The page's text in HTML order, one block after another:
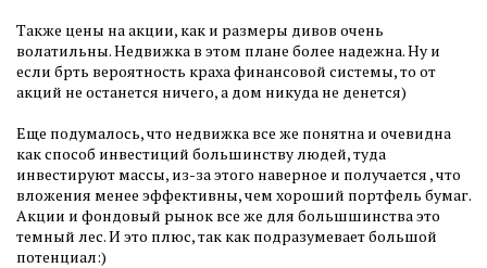
Также цены на акции, как и размеры дивов очень
волатильны. Недвижка в этом плане более надежна. Ну и
если брть вероятность краха финансовой системы, то от
акций не останется ничего, а дом никуда не денется)
Еще подумалось, что недвижка все же понятна и очевидна
как способ инвестиций большинству людей, туда
инвестируют массы, из-за этого наверное и получается , что
вложения менее эффективны, чем хороший портфель бумаг.
Акции и фондовый рынок все же для большшинства это
темный лес. И это плюс, так как подразумевает большой
потенциал:)